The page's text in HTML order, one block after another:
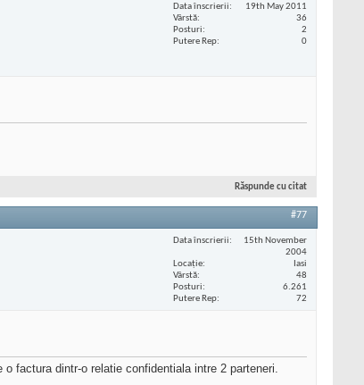
Data înscrierii
19th May 2011
Vârstă
36
Posturi
2
Putere Rep
0
Răspunde cu citat
#77
Data înscrierii
15th November
2004
Locaţie
Iasi
Vârstă
48
Posturi
6.261
Putere Rep
72
factura dintr-o relatie confidentiala intre 2 parteneri.